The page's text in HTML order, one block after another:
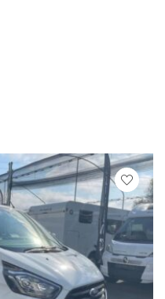
Veuillez
vous